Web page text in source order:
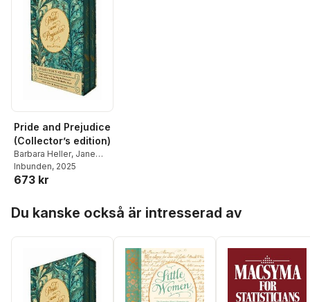
Pride and Prejudice
(Collector’s edition)
Barbara Heller, Jane
Austen,Barbara Heller
Inbunden, 2025
673 kr
Du kanske också är intresserad av